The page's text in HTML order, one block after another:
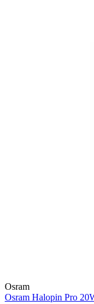
Osram
Osram Halopin Pro